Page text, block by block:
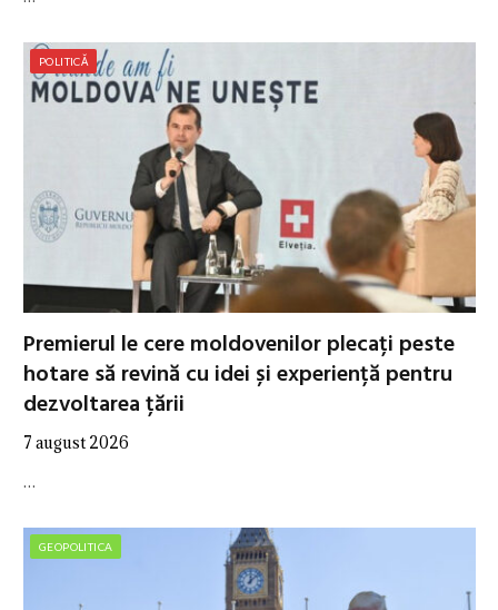
POLITICĂ
Premierul le cere moldovenilor plecați peste
hotare să revină cu idei și experiență pentru
dezvoltarea țării
7 august 2026
…
GEOPOLITICA